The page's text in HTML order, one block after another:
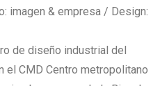
imagen & empresa / Design:
de diseño industrial del
el CMD Centro metropolitano